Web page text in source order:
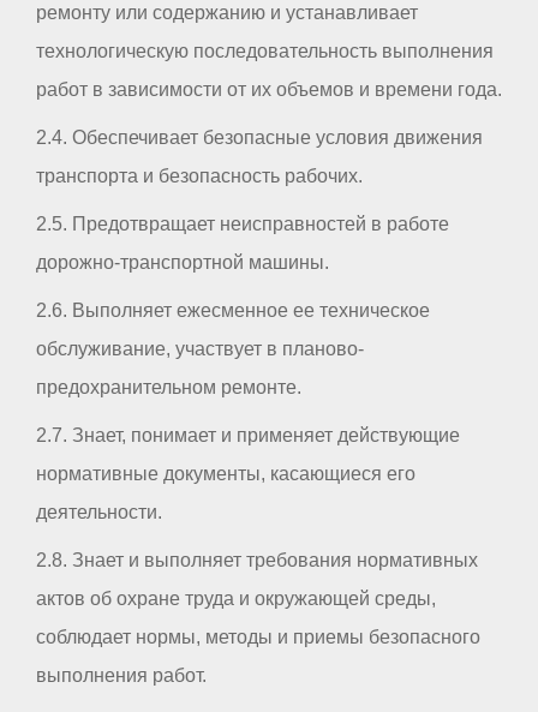
ремонту или содержанию и устанавливает
технологическую последовательность выполнения
работ в зависимости от их объемов и времени года.
2.4. Обеспечивает безопасные условия движения
транспорта и безопасность рабочих.
2.5. Предотвращает неисправностей в работе
дорожно-транспортной машины.
2.6. Выполняет ежесменное ее техническое
обслуживание, участвует в планово-
предохранительном ремонте.
2.7. Знает, понимает и применяет действующие
нормативные документы, касающиеся его
деятельности.
2.8. Знает и выполняет требования нормативных
актов об охране труда и окружающей среды,
соблюдает нормы, методы и приемы безопасного
выполнения работ.